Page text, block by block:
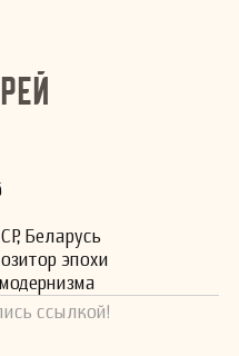
Беларусь
эпохи
ссылкой!